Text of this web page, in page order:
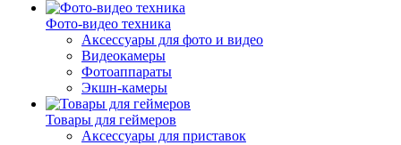
Фото-видео техника
Аксессуары для фото и видео
Видеокамеры
Фотоаппараты
Экшн-камеры
Товары для геймеров
Аксессуары для приставок